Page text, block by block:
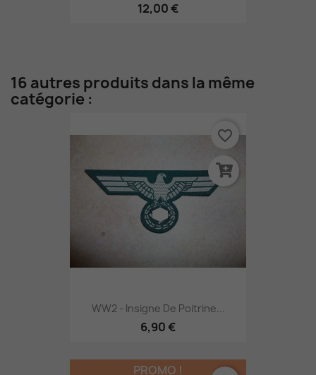
12,00 €
16 autres produits dans la même
catégorie :
WW2 - Insigne De Poitrine...
6,90 €
favorite_border
PROMO !